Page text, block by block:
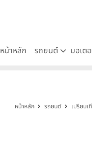
หน้าหลัก รถยนต์ มอเต
หน้าหลัก รถยนต์ เปรียบ